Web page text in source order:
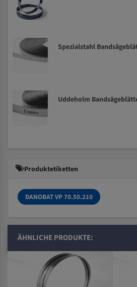
Spezialstahl
Uddeholm
Produktetiketten
DANOBAT VP 70.50.210
ÄHNLICHE PRODUKTE: